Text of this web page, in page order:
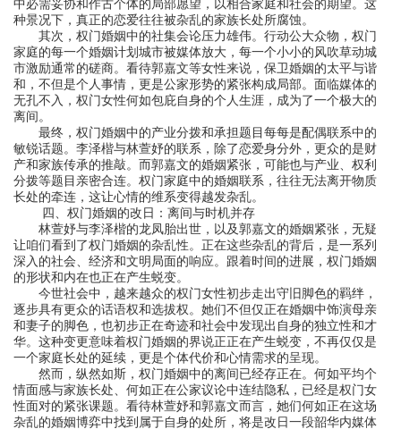
中必需妥协和作古个体的局部愿望，以相合家庭和社会的期望。这
种景况下，真正的恋爱往往被杂乱的家族长处所腐蚀。
其次，权门婚姻中的社集会论压力雄伟。行动公大众物，权门
家庭的每一个婚姻计划城市被媒体放大，每一个小小的风吹草动城
市激励通常的磋商。看待郭嘉文等女性来说，保卫婚姻的太平与谐
和，不但是个人事情，更是公家形势的紧张构成局部。面临媒体的
无孔不入，权门女性何如包庇自身的个人生涯，成为了一个极大的
离间。
最终，权门婚姻中的产业分拨和承担题目每每是配偶联系中的
敏锐话题。李泽楷与林萱妤的联系，除了恋爱身分外，更众的是财
产和家族传承的推敲。而郭嘉文的婚姻紧张，可能也与产业、权利
分拨等题目亲密合连。权门家庭中的婚姻联系，往往无法离开物质
长处的牵连，这让心情的维系变得越发杂乱。
四、权门婚姻的改日：离间与时机并存
林萱妤与李泽楷的龙凤胎出世，以及郭嘉文的婚姻紧张，无疑
让咱们看到了权门婚姻的杂乱性。正在这些杂乱的背后，是一系列
深入的社会、经济和文明局面的响应。跟着时间的进展，权门婚姻
的形状和内在也正在产生蜕变。
今世社会中，越来越众的权门女性初步走出守旧脚色的羁绊，
逐步具有更众的话语权和选拔权。她们不但仅正在婚姻中饰演母亲
和妻子的脚色，也初步正在奇迹和社会中发现出自身的独立性和才
华。这种变更意味着权门婚姻的界说正正在产生蜕变，不再仅仅是
一个家庭长处的延续，更是个体代价和心情需求的呈现。
然而，纵然如斯，权门婚姻中的离间已经存正在。何如平均个
情面感与家族长处、何如正在公家议论中连结隐私，已经是权门女
性面对的紧张课题。看待林萱妤和郭嘉文而言，她们何如正在这场
杂乱的婚姻博弈中找到属于自身的处所，将是改日一段韶华内媒体